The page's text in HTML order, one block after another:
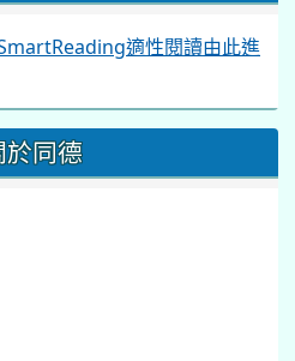
適性閱讀由此進
於同德